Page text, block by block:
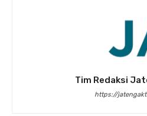
Tim Redaksi
https://